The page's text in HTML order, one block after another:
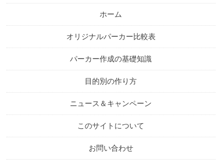
ホーム
オリジナルパーカー比較表
パーカー作成の基礎知識
目的別の作り方
ニュース＆キャンペーン
このサイトについて
お問い合わせ